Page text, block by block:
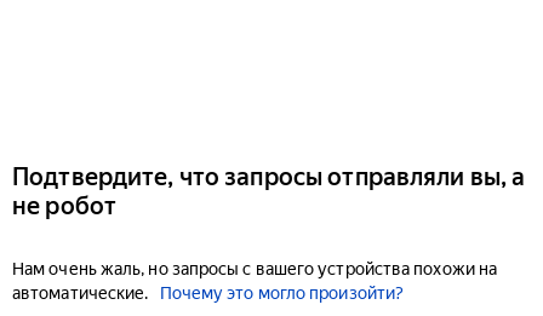
Подтвердите, что запросы отправляли вы, а
не робот
Нам очень жаль, но запросы с вашего устройства похожи на
автоматические.
Почему это могло произойти?